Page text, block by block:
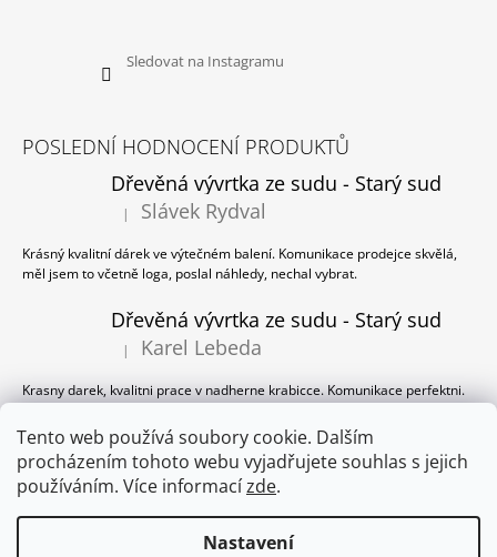
Tento web používá soubory cookie. Dalším
procházením tohoto webu vyjadřujete souhlas s jejich
používáním. Více informacízde.
Nastavení
Sledovat na Instagramu
POSLEDNÍ HODNOCENÍ PRODUKTŮ
Dřevěná vývrtka ze sudu - Starý sud
Hodnocení produktu je 5 z 5 hvězdiček.
| Slávek Rydval
Krásný kvalitní dárek ve výtečném balení. Komunikace prodejce skvělá,
měl jsem to včetně loga, poslal náhledy, nechal vybrat.
Dřevěná vývrtka ze sudu - Starý sud
Hodnocení produktu je 5 z 5 hvězdiček.
| Karel Lebeda
Krasny darek, kvalitni prace v nadherne krabicce. Komunikace perfektni.
Dřevěná vývrtka ze sudu - Starý sud
Hodnocení produktu je 5 z 5 hvězdiček.
| Milan Panzer